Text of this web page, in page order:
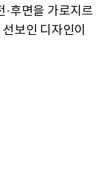
후면을 가로지르
보인 디자인이